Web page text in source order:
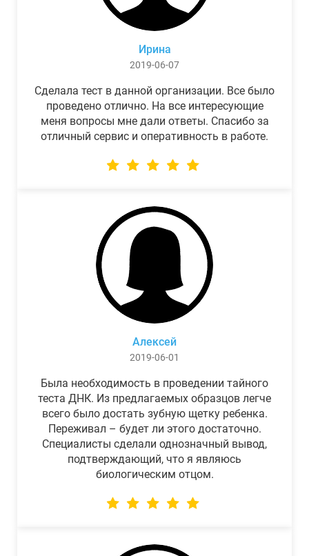
Ирина
2019-06-07
Сделала тест в данной организации. Все было
проведено отлично. На все интересующие
меня вопросы мне дали ответы. Спасибо за
отличный сервис и оперативность в работе.
Алексей
2019-06-01
Была необходимость в проведении тайного
теста ДНК. Из предлагаемых образцов легче
всего было достать зубную щетку ребенка.
Переживал – будет ли этого достаточно.
Специалисты сделали однозначный вывод,
подтверждающий, что я являюсь
биологическим отцом.